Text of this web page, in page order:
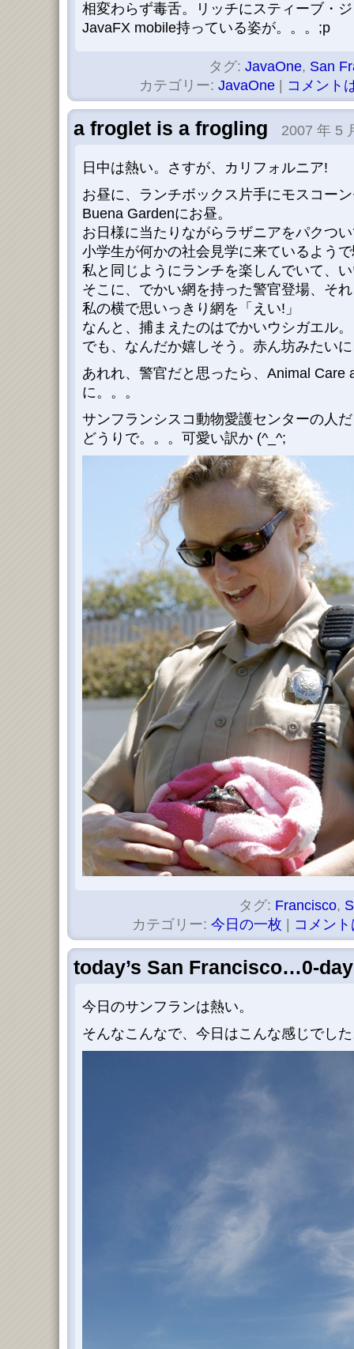
相変わらず毒舌。リッチにスティーブ・
JavaFX mobile持っている姿が。。。;p
タグ: JavaOne, San
カテゴリー: JavaOne コメント
a froglet is a frogling 2007 年 5
日中は熱い。さすが、カリフォルニア!
お昼に、ランチボックス片手にモスコー
Buena Gardenにお昼。
お日様に当たりながらラザニアをパクつ
小学生が何かの社会見学に来ているよう
私と同じようにランチを楽しんでいて、
そこに、でかい網を持った警官登場、そ
私の横で思いっきり網を「えい!」
なんと、捕まえたのはでかいウシガエル。
でも、なんだか嬉しそう。赤ん坊みたい
あれれ、警官だと思ったら、Animal Care
に。。。
サンフランシスコ動物愛護センターの人
どうりで。。。可愛い訳か (^_^;
タグ: Francisco,
カテゴリー: 今日の一枚 コメン
today’s San Francisco…0-day
今日のサンフランは熱い。
そんなこんなで、今日はこんな感じでし